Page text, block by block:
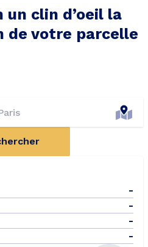
un clin d’oeil la
de votre parcelle
-
-
-
-